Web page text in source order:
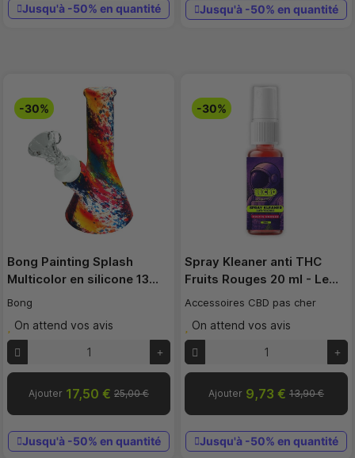
Jusqu'à -50% en quantité Jusqu'à -50% en quantité
-30%
Bong Painting Splash
Multicolor en silicone 13…
Bong
On attend vos avis
Ajouter 17,50 € 25,00 €
Jusqu'à -50% en quantité
-30%
Spray Kleaner anti THC
Fruits Rouges 20 ml - Le…
Accessoires CBD pas cher
On attend vos avis
Ajouter 9,73 € 13,90 €
Jusqu'à -50% en quantité